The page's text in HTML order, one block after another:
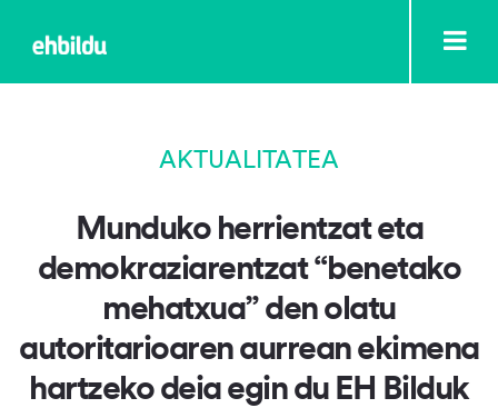
AKTUALITATEA
Munduko herrientzat eta
demokraziarentzat “benetako
mehatxua” den olatu
autoritarioaren aurrean ekimena
hartzeko deia egin du EH Bilduk